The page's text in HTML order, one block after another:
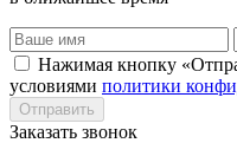
Нажимая кнопку
условиями политики
Отправить
Заказать звонок